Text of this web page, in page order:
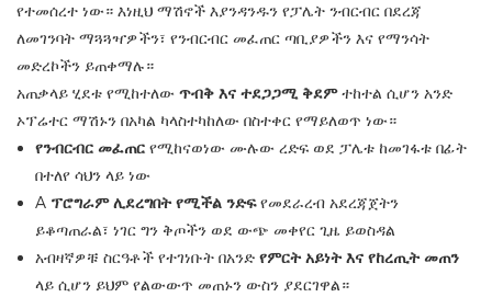
የተመሰረተ ነው። እነዚህ ማሽኖች እያንዳንዱን የፓሌት ንብርብር በደረጃ
ለመገንባት ማጓጓዣዎችን፣ የንብርብር መፈጠር ጣቢያዎችን እና የማንሳት
መድረኮችን ይጠቀማሉ።
አጠቃላይ ሂደቱ የሚከተለው ጥብቅ እና ተደጋጋሚ ቅደምተከተል ሲሆን አንድ
ኦፕሬተር ማሽኑን በአካል ካላስተካከለው በስተቀር የማይለወጥ ነው።
የንብርብር መፈጠር የሚከናወነው ሙሉው ረድፍ ወደ ፓሌቱ ከመገፋቱ በፊት
በተለየ ሳህን ላይ ነው
A ፕሮግራም ሊደረግበት የሚችል ንድፍ የመደራረብ አደረጃጀትን
ይቆጣጠራል፣ ነገር ግን ቅጦችን ወደ ውጭ መቀየር ጊዜ ይወስዳል
አብዛኛዎቹ ስርዓቶች የተገነቡት በአንድ የምርት አይነት እና የከረጢት መጠን
ላይ ሲሆን ይህም የልውውጥ መጠኑን ውስን ያደርገዋል።